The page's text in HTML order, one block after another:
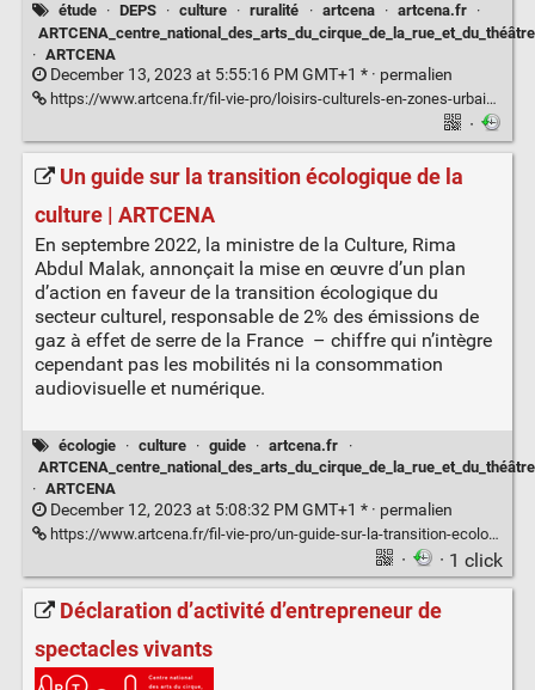
étude · DEPS · culture · ruralité · artcena · artcena.fr
·
ARTCENA_centre_national_des_arts_du_cirque_de_la_rue_et_du_théâtre
· ARTCENA
December 13, 2023 at 5:55:16 PM GMT+1 * · permalien
https://www.artcena.fr/fil-vie-pro/loisirs-culturels-en-zones-urbaines-et-rurales-une-etude-du-deps
·
Un guide sur la transition écologique de la
culture | ARTCENA
En septembre 2022, la ministre de la Culture, Rima
Abdul Malak, annonçait la mise en œuvre d’un plan
d’action en faveur de la transition écologique du
secteur culturel, responsable de 2% des émissions de
gaz à effet de serre de la France – chiffre qui n’intègre
cependant pas les mobilités ni la consommation
audiovisuelle et numérique.
écologie · culture · guide · artcena.fr
·
ARTCENA_centre_national_des_arts_du_cirque_de_la_rue_et_du_théâtre
· ARTCENA
December 12, 2023 at 5:08:32 PM GMT+1 * · permalien
https://www.artcena.fr/fil-vie-pro/un-guide-sur-la-transition-ecologique-de-la-culture
· · 1 click
Déclaration d’activité d’entrepreneur de
spectacles vivants